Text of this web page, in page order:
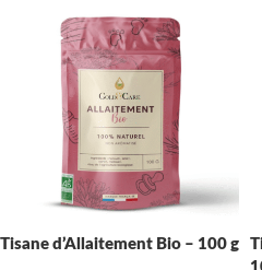
Tisane d’Allaitement Bio – 100 g